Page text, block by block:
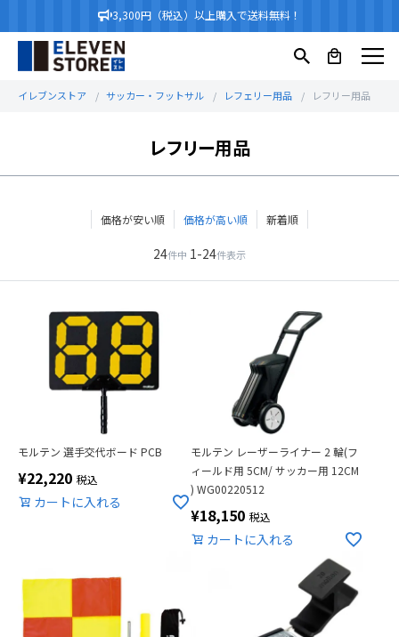
3,300円（税込）以上購入で送料無料！
イレブンストア サッカー・フットサル レフェリー用品 レフリー用品
レフリー用品
価格が安い順 価格が高い順 新着順
24件中 1-24件表示
モルテン 選手交代ボード PCB
¥22,220 税込
カートに入れる
モルテン レーザーライナー 2 輪(フ
ィールド用 5CM/ サッカー用 12CM
) WG00220512
¥18,150 税込
カートに入れる